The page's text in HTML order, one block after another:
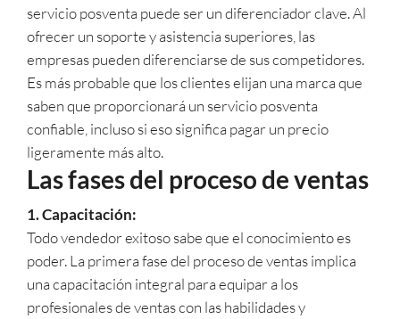
servicio posventa puede ser un diferenciador clave. Al
ofrecer un soporte y asistencia superiores, las
empresas pueden diferenciarse de sus competidores.
Es más probable que los clientes elijan una marca que
saben que proporcionará un servicio posventa
confiable, incluso si eso significa pagar un precio
ligeramente más alto.
Las fases del proceso de ventas
1. Capacitación:
Todo vendedor exitoso sabe que el conocimiento es
poder. La primera fase del proceso de ventas implica
una capacitación integral para equipar a los
profesionales de ventas con las habilidades y